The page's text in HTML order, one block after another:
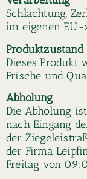
Schlachtung,
im eigenen
Produktzustand
Dieses Produkt
Frische und
Abholung
Die Abholung
nach Eingang
der
der Firma
Freitag von